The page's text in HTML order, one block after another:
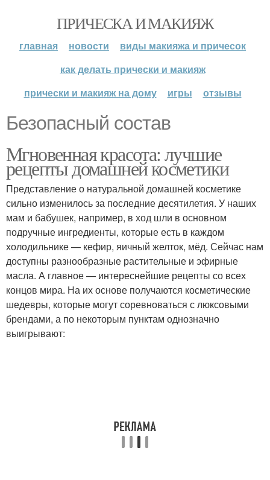
ПРИЧЕСКА И МАКИЯЖ
главная новости
виды макияжа и причесок
как делать прически и макияж
прически и макияж на дому
игры отзывы
Безопасный состав
Мгновенная красота: лучшие
рецепты домашней косметики
Представление о натуральной домашней косметике
сильно изменилось за последние десятилетия. У наших
мам и бабушек, например, в ход шли в основном
подручные ингредиенты, которые есть в каждом
холодильнике — кефир, яичный желток, мёд. Сейчас нам
доступны разнообразные растительные и эфирные
масла. А главное — интереснейшие рецепты со всех
концов мира. На их основе получаются косметические
шедевры, которые могут соревноваться с люксовыми
брендами, а по некоторым пунктам однозначно
выигрывают: